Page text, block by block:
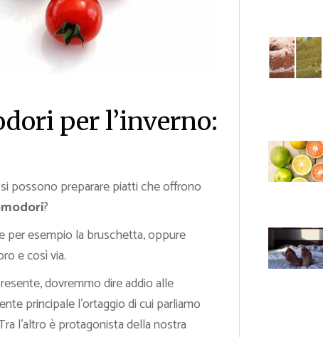
per l’inverno:
possono preparare piatti che offrono
?
per esempio la bruschetta, oppure
e così via.
dovremmo dire addio alle
principale l’ortaggio di cui parliamo
l’altro è protagonista della nostra